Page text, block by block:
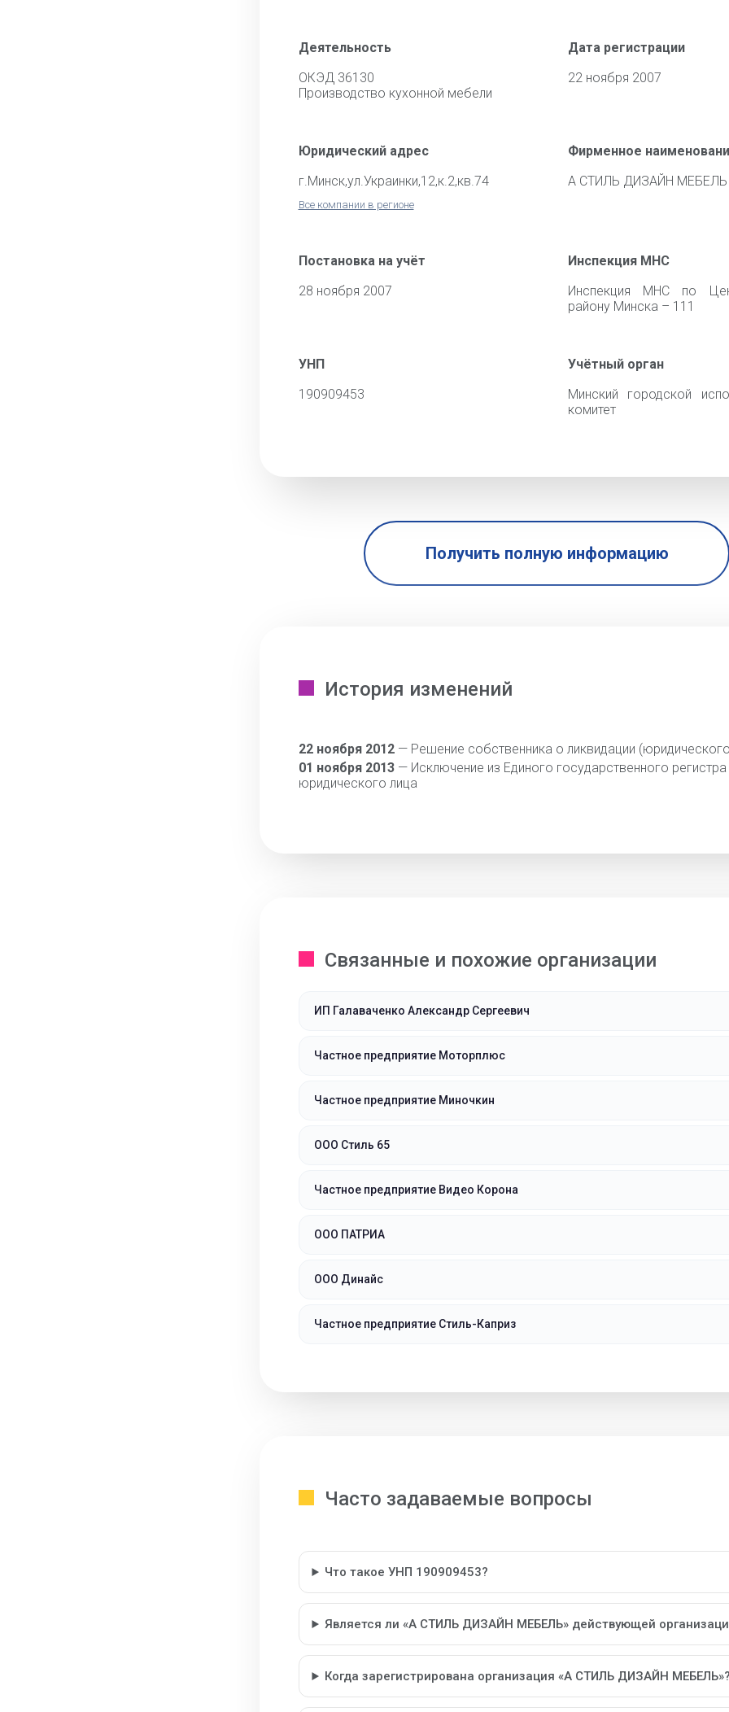
Деятельность
ОКЭД 36130
Производство кухонной мебели
Дата регистрации
22 ноября 2007
Юридический адрес
г.Минск,ул.Украинки,12,к.2,кв.74
Все компании в регионе
Фирменное
А СТИЛЬ ДИЗАЙН МЕБЕЛЬ
Постановка на учёт
28 ноября 2007
Инспекция МНС
Инспекция МНС по
району Минска – 111
УНП
190909453
Учётный орган
Минский городской
комитет
Получить полную информацию
История изменений
22 ноября 2012— Решение собственника о ликвидации
01 ноября 2013— Исключение из Единого государственного регистра
юридического лица
Связанные и похожие организации
ИП Галаваченко Александр Сергеевич
Частное предприятие Моторплюс
Частное предприятие Миночкин
ООО Стиль 65
Частное предприятие Видео Корона
ООО ПАТРИА
ООО Динайс
Частное предприятие Стиль-Каприз
Часто задаваемые вопросы
Что такое УНП 190909453?
Является ли «А СТИЛЬ ДИЗАЙН МЕБЕЛЬ» действующей
Когда зарегистрирована организация «А СТИЛЬ ДИЗАЙН